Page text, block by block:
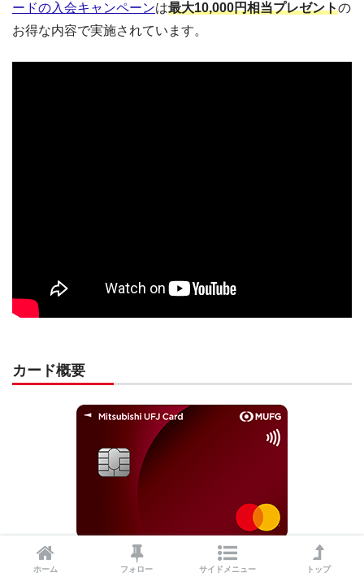
ードの入会キャンペーンは最大10,000円相当プレゼントの
お得な内容で実施されています。
カード概要
年会費 初年度無料 1,375円（税込）
ホーム フォロー サイドメニュー トップ